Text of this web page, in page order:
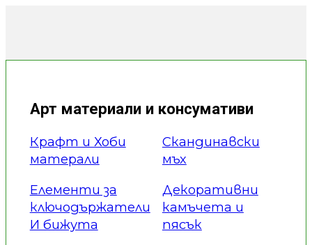
Арт материали и консумативи
Крафт и Хоби
матерали
Елементи за
ключодържатели
И бижута
Скандинавски
мъх
Декоративни
камъчета и
пясък